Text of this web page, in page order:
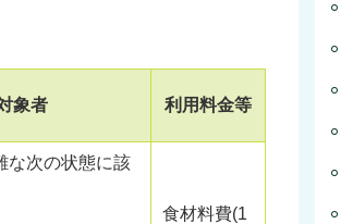
象者 利用料金等
な次の状態に該
食材料費(1